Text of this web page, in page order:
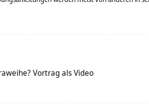
Vortrag als Video